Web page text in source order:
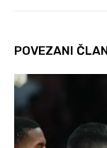
POVEZANI